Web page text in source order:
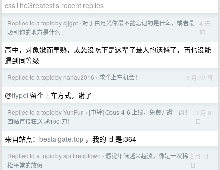
cssTheGreatest's recent replies
Replied to a topic by sjjgpt › 对于白月光你最不能忘记的是什么，或者最
吸引你的地方是什么
4 天
前
高中，对象嫩而早熟，太怂没吃下是这辈子最大的遗憾了，再也没能
遇到同等级
Replied to a topic by nanau2016 › 求个上车机会！ 6 月 22 日
@flypei 留个上车方式，谢了
Replied to a topic by YunFun › [中转] Opus-4-6 上线，免费开蹬一周！
回帖直接狂送 💰100 刀！
3 月 9
日
来自站点： bestaigate.top ，我的 id 是:364
Replied to a topic by spitfireuptown › 感觉年味越来越淡，像是一次稀
松平常的放假
2 月 11
日